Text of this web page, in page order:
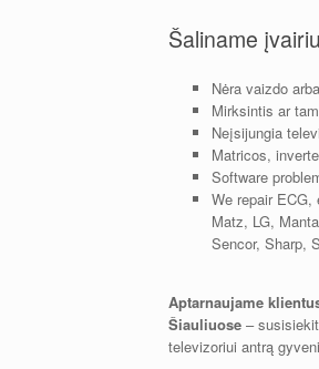
Šaliname
Nėra vaizdo
Mirksintis ar
Neįsijungia
Matricos,
Software
We repair ECG,
Matz, LG,
Sencor, Sharp,
Aptarnaujame
Šiauliuose –
televizoriui antrą